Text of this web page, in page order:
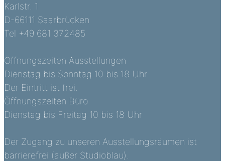
Karlstr. 1
D-66111 Saarbrücken
Tel +49 681 372485
Öffnungszeiten Ausstellungen
Dienstag bis Sonntag 10 bis 18 Uhr
Der Eintritt ist frei.
Öffnungszeiten Büro
Dienstag bis Freitag 10 bis 18 Uhr
Der Zugang zu unseren Ausstellungsräumen ist
barrierefrei (außer Studioblau).